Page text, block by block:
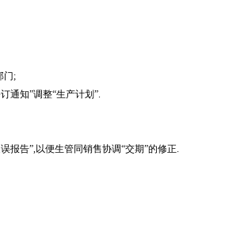
门;
通知”调整“生产计划”.
告”,以便生管同销售协调“交期”的修正.